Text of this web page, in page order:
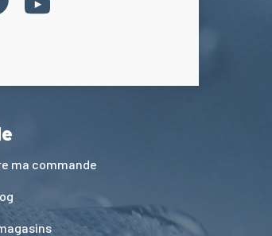
ma commande